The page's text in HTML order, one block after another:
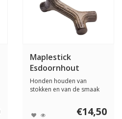
Maplestick
Esdoornhout
Honden houden van
stokken en van de smaak
€14,50